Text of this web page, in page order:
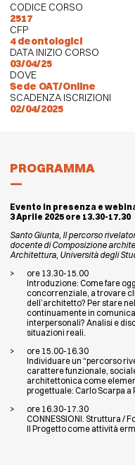
CODICE CORSO
2517
CFP
4 deontologici
DATA INIZIO CORSO
03/04/25
DOVE
Sede OAT/Online
SCADENZA ISCRIZIONI
02/04/2025
PROGRAMMA
Evento in presenza e
3 Aprile 2025 ore 13.30-17.30
Santo Giunta, Il percorso
docente di Composizione
Architettura, Università degli
ore 13.30-15.00
Introduzione: Come fare
concorrenziale, a trovare
dell’architetto? Per stare
continuamente in
interpersonali? Analisi e
situazioni reali.
ore 15.00-16.30
Individuare un “percorso
carattere funzionale,
architettonica come
progettuale: Carlo Scarpa a
ore 16.30-17.30
CONNESSIONI. Struttura /
Il Progetto come attività